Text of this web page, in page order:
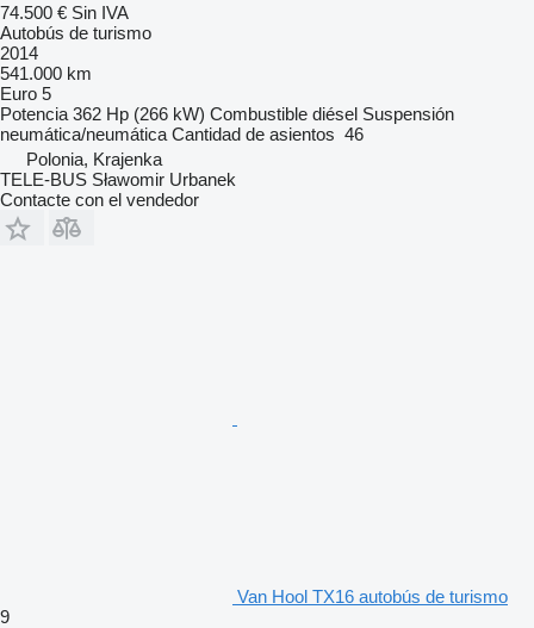
74.500 € Sin IVA
Autobús de turismo
2014
541.000 km
Euro 5
Potencia 362 Hp (266 kW) Combustible diésel Suspensión
neumática/neumática Cantidad de asientos 46
Polonia, Krajenka
TELE-BUS Sławomir Urbanek
Contacte con el vendedor
Van Hool TX16 autobús de turismo
9